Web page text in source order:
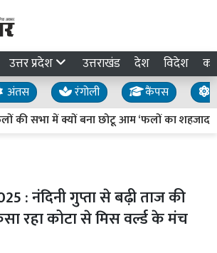
उत्तर प्रदेश उत्तराखंड देश विदेश
अंतस रंगोली कैंपस
की सभा में क्यों बना छोटू आम ‘फलों का शहजादा’?
: नंदिनी गुप्ता से बढ़ी ताज की
रहा कोटा से मिस वर्ल्ड के मंच